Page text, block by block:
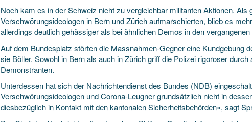
Noch kam es in der Schweiz nicht zu vergleichbar militanten Aktionen. Als
Verschwörungsideologen in Bern und Zürich aufmarschierten, blieb es
allerdings deutlich gehässiger als bei ähnlichen Demos in den
Auf dem Bundesplatz störten die Massnahmen-Gegner eine Kundgebung
sie Böller. Sowohl in Bern als auch in Zürich griff die Polizei rigoroser
Demonstranten.
Unterdessen hat sich der Nachrichtendienst des Bundes (NDB)
Verschwörungsideologen und Corona-Leugner grundsätzlich nicht in
diesbezüglich in Kontakt mit den kantonalen Sicherheitsbehörden», sagt